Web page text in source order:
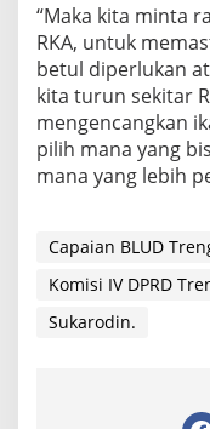
“Maka kita minta
RKA, untuk
betul diperlukan
kita turun sekitar
mengencangkan
pilih mana yang
mana yang lebih
Capaian BLUD
Komisi IV DPRD
Sukarodin.